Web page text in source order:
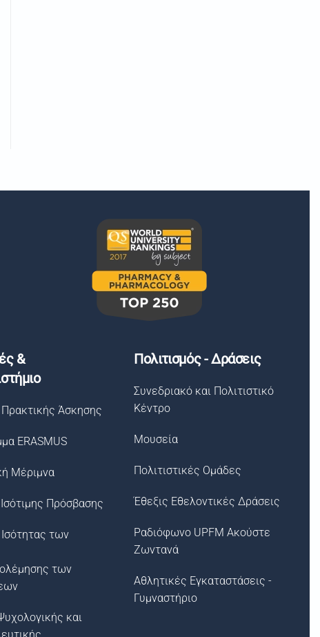
&
Πρακτικής Άσκησης
ERASMUS
Μέριμνα
Πρόσβασης
των
των
και
Πολιτισμός - Δράσεις
Συνεδριακό και Πολιτιστικό
Κέντρο
Μουσεία
Πολιτιστικές Ομάδες
Έθεξις Εθελοντικές Δράσεις
Ραδιόφωνο UPFM Ακούστε
Ζωντανά
Αθλητικές Εγκαταστάσεις -
Γυμναστήριο